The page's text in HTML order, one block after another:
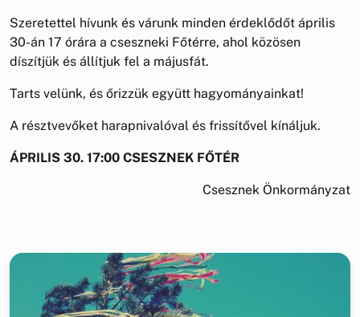
Szeretettel hívunk és várunk minden érdeklődőt április
30-án 17 órára a cseszneki Főtérre, ahol közösen
díszítjük és állítjuk fel a májusfát.
Tarts velünk, és őrizzük együtt hagyományainkat!
A résztvevőket harapnivalóval és frissítővel kínáljuk.
ÁPRILIS 30. 17:00 CSESZNEK FŐTÉR
Csesznek Önkormányzat